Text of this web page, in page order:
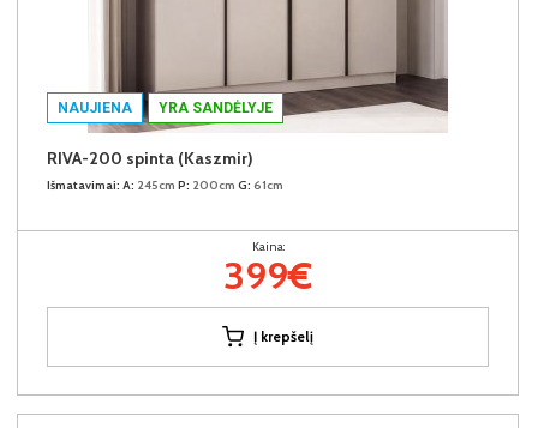
NAUJIENA YRA SANDĖLYJE
RIVA-200 spinta (Kaszmir)
Išmatavimai: A: 245cm P: 200cm G: 61cm
Kaina:
399€
Į krepšelį